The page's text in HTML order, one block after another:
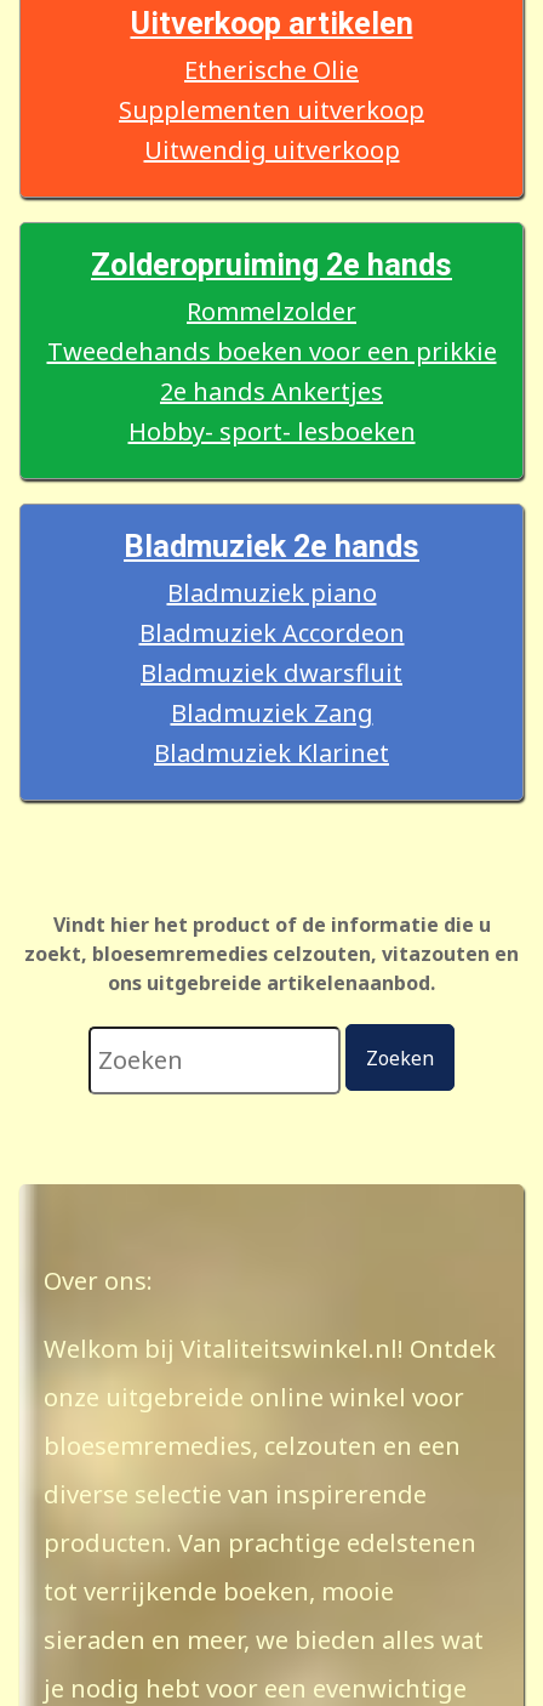
Uitverkoop artikelen
Etherische Olie
Supplementen uitverkoop
Uitwendig uitverkoop
Zolderopruiming 2e hands
Rommelzolder
Tweedehands boeken voor een prikkie
2e hands Ankertjes
Hobby- sport- lesboeken
Bladmuziek 2e hands
Bladmuziek piano
Bladmuziek Accordeon
Bladmuziek dwarsfluit
Bladmuziek Zang
Bladmuziek Klarinet
Vindt hier het product of de informatie die u
zoekt, bloesemremedies celzouten, vitazouten en
ons uitgebreide artikelenaanbod.
Zoeken
Over ons:
Welkom bij Vitaliteitswinkel.nl! Ontdek
onze uitgebreide online winkel voor
bloesemremedies, celzouten en een
diverse selectie van inspirerende
producten. Van prachtige edelstenen
tot verrijkende boeken, mooie
sieraden en meer, we bieden alles wat
je nodig hebt voor een evenwichtige